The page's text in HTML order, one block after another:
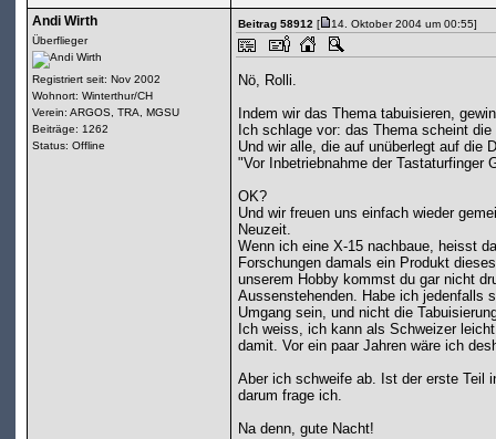
Andi Wirth
Überflieger
Registriert seit: Nov 2002
Wohnort: Winterthur/CH
Verein: ARGOS, TRA, MGSU
Beiträge: 1262
Status: Offline
Beitrag 58912[ 14. Oktober 2004 um 00:55]
Nö, Rolli.
Indem wir das Thema tabuisieren,
Ich schlage vor: das Thema scheint
Und wir alle, die auf unüberlegt auf die
"Vor Inbetriebnahme der Tastaturfinger
OK?
Und wir freuen uns einfach wieder
Neuzeit.
Wenn ich eine X-15 nachbaue, heisst
Forschungen damals ein Produkt
unserem Hobby kommst du gar nicht
Aussenstehenden. Habe ich jedenfalls
Umgang sein, und nicht die
Ich weiss, ich kann als Schweizer
damit. Vor ein paar Jahren wäre ich
Aber ich schweife ab. Ist der erste Teil
darum frage ich.
Na denn, gute Nacht!